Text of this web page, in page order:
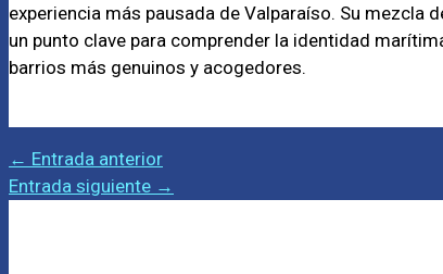
experiencia más pausada de Valparaíso. Su mezcla
un punto clave para comprender la identidad
barrios más genuinos y acogedores.
← Entrada anterior
Entrada siguiente →